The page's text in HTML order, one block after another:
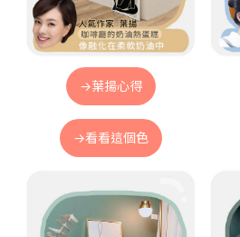
→葉揚心得
→看看這個色